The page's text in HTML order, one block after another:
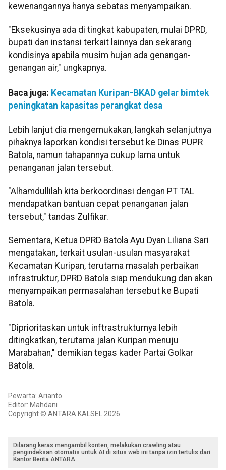
kewenangannya hanya sebatas menyampaikan.
"Eksekusinya ada di tingkat kabupaten, mulai DPRD,
bupati dan instansi terkait lainnya dan sekarang
kondisinya apabila musim hujan ada genangan-
genangan air," ungkapnya.
Baca juga: Kecamatan Kuripan-BKAD gelar bimtek
peningkatan kapasitas perangkat desa
Lebih lanjut dia mengemukakan, langkah selanjutnya
pihaknya laporkan kondisi tersebut ke Dinas PUPR
Batola, namun tahapannya cukup lama untuk
penanganan jalan tersebut.
"Alhamdullilah kita berkoordinasi dengan PT TAL
mendapatkan bantuan cepat penanganan jalan
tersebut," tandas Zulfikar.
Sementara, Ketua DPRD Batola Ayu Dyan Liliana Sari
mengatakan, terkait usulan-usulan masyarakat
Kecamatan Kuripan, terutama masalah perbaikan
infrastruktur, DPRD Batola siap mendukung dan akan
menyampaikan permasalahan tersebut ke Bupati
Batola.
"Diprioritaskan untuk inftrastrukturnya lebih
ditingkatkan, terutama jalan Kuripan menuju
Marabahan," demikian tegas kader Partai Golkar
Batola.
Pewarta: Arianto
Editor: Mahdani
Copyright © ANTARA KALSEL 2026
Dilarang keras mengambil konten, melakukan crawling atau
pengindeksan otomatis untuk AI di situs web ini tanpa izin tertulis dari
Kantor Berita ANTARA.